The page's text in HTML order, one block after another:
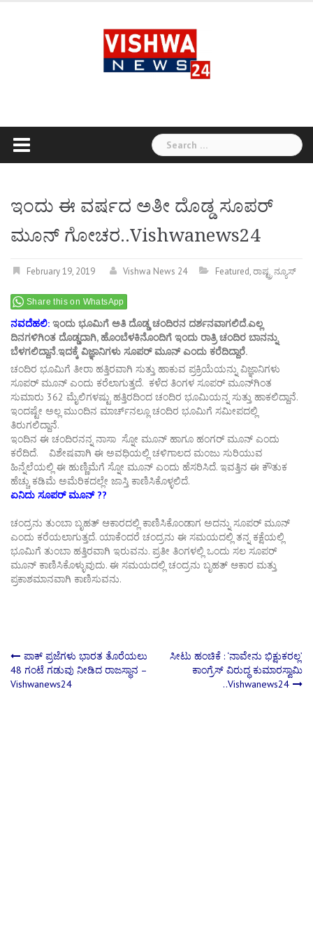
Search
for:
ಇಂದು ಈ ವರ್ಷದ ಅತೀ ದೊಡ್ಡ ಸೂಪರ್​​
ಮೂನ್​ ಗೋಚರ..Vishwanews24
February 19, 2019 Vishwa News 24 Featured,ರಾಷ್ಟ್ರ ನ್ಯೂಸ್
Share this on WhatsApp
ನವದೆಹಲಿ: ಇಂದು ಭೂಮಿಗೆ ಅತಿ ದೊಡ್ಡ ಚಂದಿರನ ದರ್ಶನವಾಗಲಿದೆ.ಎಲ್ಲ
ದಿನಗಳಿಗಿಂತ ದೊಡ್ಡದಾಗಿ, ಹೊಂಬೆಳಕಿನೊಂದಿಗೆ ಇಂದು ರಾತ್ರಿ ಚಂದಿರ ಬಾನನ್ನು
ಬೆಳಗಲಿದ್ದಾನೆ.ಇದಕ್ಕೆ ವಿಜ್ಞಾನಿಗಳು ಸೂಪರ್​ ಮೂನ್​ ಎಂದು ಕರೆದಿದ್ದಾರೆ.
ಚಂದಿರ ಭೂಮಿಗೆ ತೀರಾ ಹತ್ತಿರವಾಗಿ ಸುತ್ತು ಹಾಕುವ ಪ್ರಕ್ರಿಯೆಯನ್ನು ವಿಜ್ಞಾನಿಗಳು
ಸೂಪರ್ ಮೂನ್​ ಎಂದು ಕರೆಲಾಗುತ್ತದೆ. ಕಳೆದ ತಿಂಗಳ ಸೂಪರ್​ ಮೂನ್​​ಗಿಂತ
ಸುಮಾರು 362 ಮೈಲಿಗಳಷ್ಟು ಹತ್ತಿರದಿಂದ ಚಂದಿರ ಭೂಮಿಯನ್ನ ಸುತ್ತು ಹಾಕಲಿದ್ದಾನೆ.
ಇಂದಷ್ಟೇ ಅಲ್ಲ ಮುಂದಿನ ಮಾರ್ಚ್​ನಲ್ಲೂ ಚಂದಿರ ಭೂಮಿಗೆ ಸಮೀಪದಲ್ಲಿ
ತಿರುಗಲಿದ್ದಾನೆ.
ಇಂದಿನ ಈ ಚಂದಿರನನ್ನ ನಾಸಾ ಸ್ನೋ ಮೂನ್​ ಹಾಗೂ ಹಂಗರ್​ ಮೂನ್​ ಎಂದು
ಕರೆದಿದೆ. ವಿಶೇಷವಾಗಿ ಈ ಅವಧಿಯಲ್ಲಿ ಚಳಿಗಾಲದ ಮಂಜು ಸುರಿಯುವ
ಹಿನ್ನೆಲೆಯಲ್ಲಿ ಈ ಹುಣ್ಣಿಮೆಗೆ ಸ್ನೋ ಮೂನ್​ ಎಂದು ಹೆಸರಿಸಿದೆ. ಇವತ್ತಿನ ಈ ಕೌತುಕ
ಹೆಚ್ಚು ಕಡಿಮೆ ಅಮೆರಿಕದಲ್ಲೇ ಜಾಸ್ತಿ ಕಾಣಿಸಿಕೊಳ್ಳಲಿದೆ.
ಏನಿದು ಸೂಪರ್ ಮೂನ್ ??
ಚಂದ್ರನು ತುಂಬಾ ಬೃಹತ್ ಆಕಾರದಲ್ಲಿ ಕಾಣಿಸಿಕೊಂಡಾಗ ಅದನ್ನು ಸೂಪರ್ ಮೂನ್
ಎಂದು ಕರೆಯಲಾಗುತ್ತದೆ. ಯಾಕೆಂದರೆ ಚಂದ್ರನು ಈ ಸಮಯದಲ್ಲಿ ತನ್ನ ಕಕ್ಷೆಯಲ್ಲಿ
ಭೂಮಿಗೆ ತುಂಬಾ ಹತ್ತಿರವಾಗಿ ಇರುವನು. ಪ್ರತೀ ತಿಂಗಳಲ್ಲಿ ಒಂದು ಸಲ ಸೂಪರ್
ಮೂನ್ ಕಾಣಿಸಿಕೊಳ್ಳುವುದು. ಈ ಸಮಯದಲ್ಲಿ ಚಂದ್ರನು ಬೃಹತ್ ಆಕಾರ ಮತ್ತು
ಪ್ರಕಾಶಮಾನವಾಗಿ ಕಾಣಿಸುವನು.
Post
navigation
ಪಾಕ್​ ಪ್ರಜೆಗಳು ಭಾರತ ತೊರೆಯಲು
48 ಗಂಟೆ ಗಡುವು ನೀಡಿದ ರಾಜಸ್ಥಾನ –
Vishwanews24
ಸೀಟು ಹಂಚಿಕೆ : ‘ನಾವೇನು ಭಿಕ್ಷುಕರಲ್ಲ’
ಕಾಂಗ್ರೆಸ್​ ವಿರುದ್ಧ ಕುಮಾರಸ್ವಾಮಿ
..Vishwanews24